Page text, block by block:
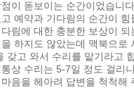
이 돋보이는 순간이었습니
예약과 기다림의 순간이 힘
림에 대한 충분한 보상이 되
하지도 않았는데 맥북으로
갖고 와서 수리를 맡기라고
상 수리는 5-7일 정도 걸리
음을 헤아려 답변을 척척해